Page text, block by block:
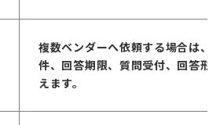
複数ベンダーへ依頼する場合は、
件、回答期限、質問受付、回答形
えます。